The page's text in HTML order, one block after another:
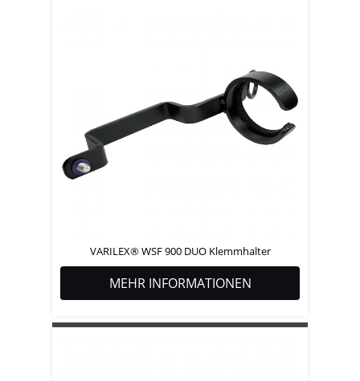
VARILEX® WSF 900 DUO Klemmhalter
MEHR INFORMATIONEN